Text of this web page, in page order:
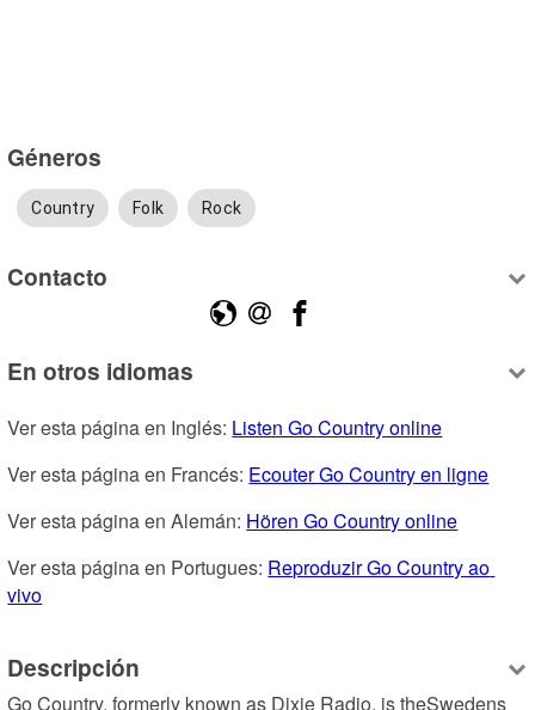
Géneros
Country Folk Rock
Contacto
En otros idiomas
Ver esta página en Inglés: Listen Go Country online
Ver esta página en Francés: Ecouter Go Country en ligne
Ver esta página en Alemán: Hören Go Country online
Ver esta página en Portugues: Reproduzir Go Country ao
vivo
Descripción
Go Country, formerly known as Dixie Radio, is theSwedens